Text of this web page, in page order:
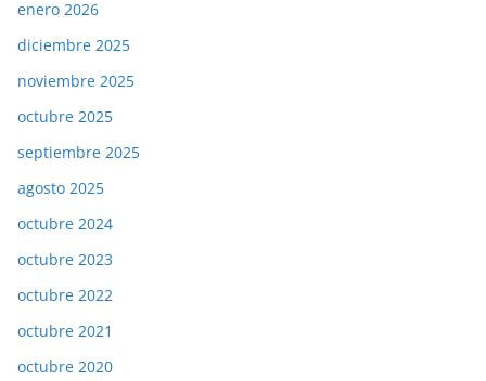
enero 2026
diciembre 2025
noviembre 2025
octubre 2025
septiembre 2025
agosto 2025
octubre 2024
octubre 2023
octubre 2022
octubre 2021
octubre 2020